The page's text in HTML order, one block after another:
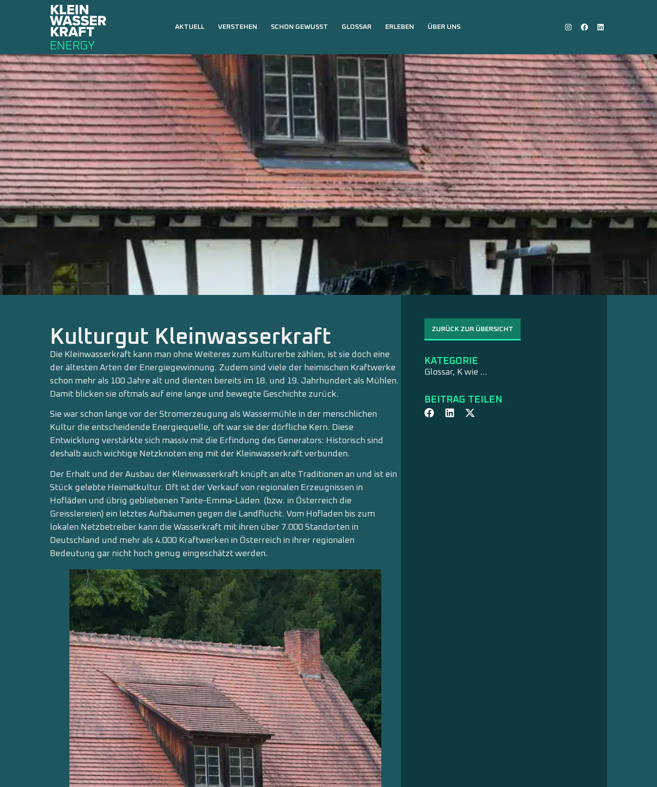
AKTUELL VERSTEHEN SCHON GEWUSST GLOSSAR ERLEBEN ÜBER UNS
ZURÜCK ZUR ÜBERSICHT
KATEGORIE
Glossar, K wie …
BEITRAG TEILEN
Kulturgut Kleinwasserkraft
Die Kleinwasserkraft kann man ohne Weiteres zum Kulturerbe zählen, ist sie doch eine
der ältesten Arten der Energiegewinnung. Zudem sind viele der heimischen Kraftwerke
schon mehr als 100 Jahre alt und dienten bereits im 18. und 19. Jahrhundert als Mühlen.
Damit blicken sie oftmals auf eine lange und bewegte Geschichte zurück.
Sie war schon lange vor der Stromerzeugung als Wassermühle in der menschlichen
Kultur die entscheidende Energiequelle, oft war sie der dörfliche Kern. Diese
Entwicklung verstärkte sich massiv mit die Erfindung des Generators: Historisch sind
deshalb auch wichtige Netzknoten eng mit der Kleinwasserkraft verbunden.
Der Erhalt und der Ausbau der Kleinwasserkraft knüpft an alte Traditionen an und ist ein
Stück gelebte Heimatkultur. Oft ist der Verkauf von regionalen Erzeugnissen in
Hofläden und übrig gebliebenen Tante-Emma-Läden (bzw. in Österreich die
Greisslereien) ein letztes Aufbäumen gegen die Landflucht. Vom Hofladen bis zum
lokalen Netzbetreiber kann die Wasserkraft mit ihren über 7.000 Standorten in
Deutschland und mehr als 4.000 Kraftwerken in Österreich in ihrer regionalen
Bedeutung gar nicht hoch genug eingeschätzt werden.